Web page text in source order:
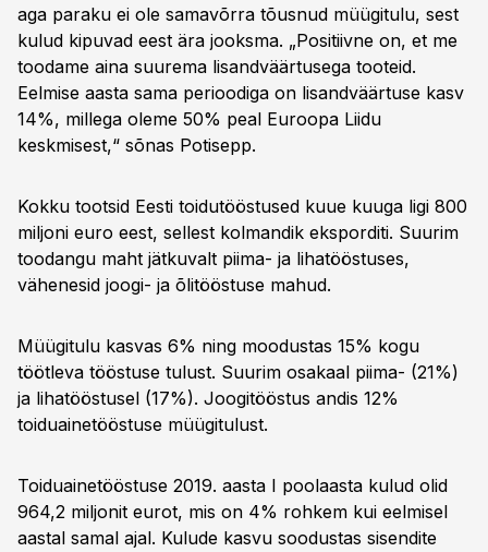
aga paraku ei ole samavõrra tõusnud müügitulu, sest
kulud kipuvad eest ära jooksma. „Positiivne on, et me
toodame aina suurema lisandväärtusega tooteid.
Eelmise aasta sama perioodiga on lisandväärtuse kasv
14%, millega oleme 50% peal Euroopa Liidu
keskmisest,“ sõnas Potisepp.
Kokku tootsid Eesti toidutööstused kuue kuuga ligi 800
miljoni euro eest, sellest kolmandik eksporditi. Suurim
toodangu maht jätkuvalt piima- ja lihatööstuses,
vähenesid joogi- ja õlitööstuse mahud.
Müügitulu kasvas 6% ning moodustas 15% kogu
töötleva tööstuse tulust. Suurim osakaal piima- (21%)
ja lihatööstusel (17%). Joogitööstus andis 12%
toiduainetööstuse müügitulust.
Toiduainetööstuse 2019. aasta I poolaasta kulud olid
964,2 miljonit eurot, mis on 4% rohkem kui eelmisel
aastal samal ajal. Kulude kasvu soodustas sisendite